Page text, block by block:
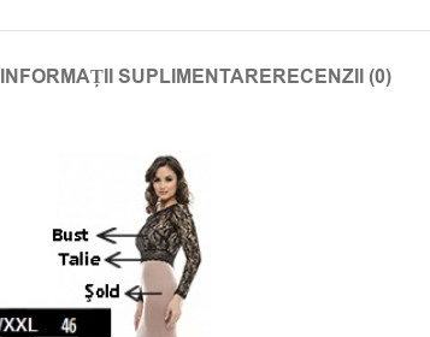
INFORMAȚII SUPLIMENTARERECENZII (0)